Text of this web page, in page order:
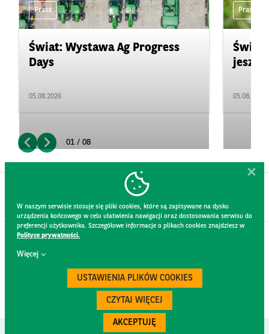
Prasa
Świat: Wystawa Ag Progress
Days
05.08.2026
Prasa
Świat:
05.08.2026
01 / 08
W naszym serwisie stosuje się pliki cookies, które są zapisywane na dysku
urządzenia końcowego w celu ułatwienia nawigacji oraz dostosowania serwisu do
preferencji użytkownika. Szczegółowe informacje o plikach cookies znajdziesz w
Polityce prywatności.
Więcej
USTAWIENIA PLIKÓW COOKIES
CZYTAJ WIĘCEJ
AKCEPTUJĘ
KONTAKT
REGULAMIN STRONY
POLITYKA PRYWATNOŚCI